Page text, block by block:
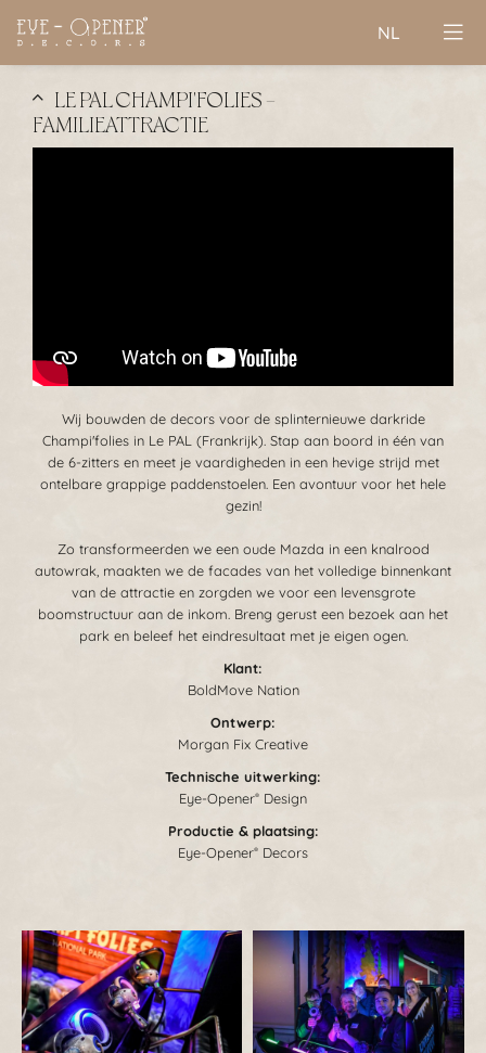
NL
LE PAL CHAMPI'FOLIES -
FAMILIEATTRACTIE
Wij bouwden de decors voor de splinternieuwe darkride
Champi'folies in Le PAL (Frankrijk). Stap aan boord in één van
de 6-zitters en meet je vaardigheden in een hevige strijd met
ontelbare grappige paddenstoelen. Een avontuur voor het hele
gezin!
Zo transformeerden we een oude Mazda in een knalrood
autowrak, maakten we de facades van het volledige binnenkant
van de attractie en zorgden we voor een levensgrote
boomstructuur aan de inkom. Breng gerust een bezoek aan het
park en beleef het eindresultaat met je eigen ogen.
Klant:
BoldMove Nation
Ontwerp:
Morgan Fix Creative
Technische uitwerking:
Eye-Opener® Design
Productie & plaatsing:
Eye-Opener® Decors